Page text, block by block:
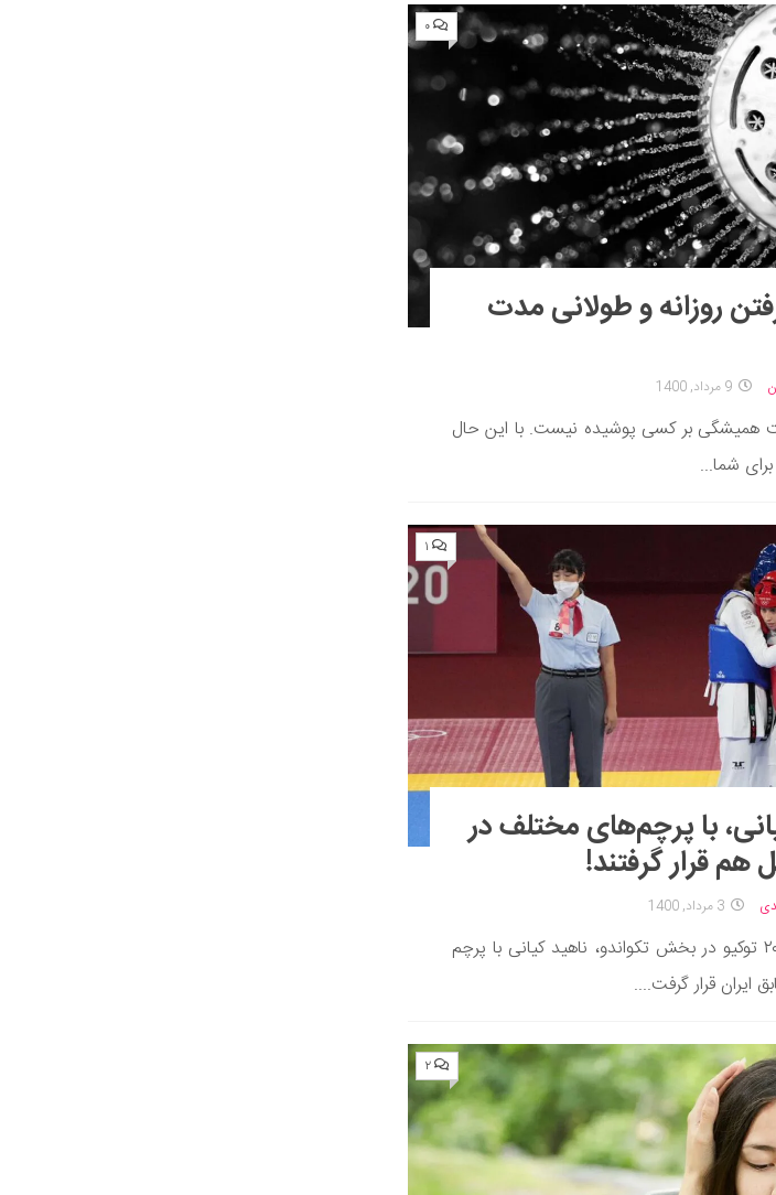
۰
روزانه و طولانی مدت
9 مرداد, 1400
همیشگی بر کسی پوشیده نیست. با این حال
شما...
۱
با پرچم‌های مختلف در
3 مرداد, 1400
در دومین روز از مسابقات المپیک ۲۰۲۰ توکیو در بخش تکواندو، ناهید کیانی با پرچم
ایران قرار گرفت....
۲